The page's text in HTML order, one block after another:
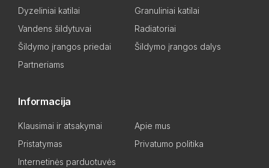
Dyzeliniai katilai
Granuliniai katilai
Vandens šildytuvai
Radiatoriai
Šildymo įrangos priedai
Šildymo įrangos dalys
Partneriams
Informacija
Klausimai ir atsakymai
Apie mus
Pristatymas
Privatumo politika
Internetinės parduotuvės